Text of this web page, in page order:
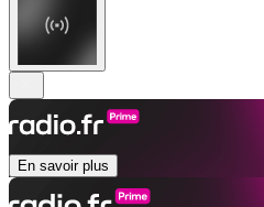
En savoir plus